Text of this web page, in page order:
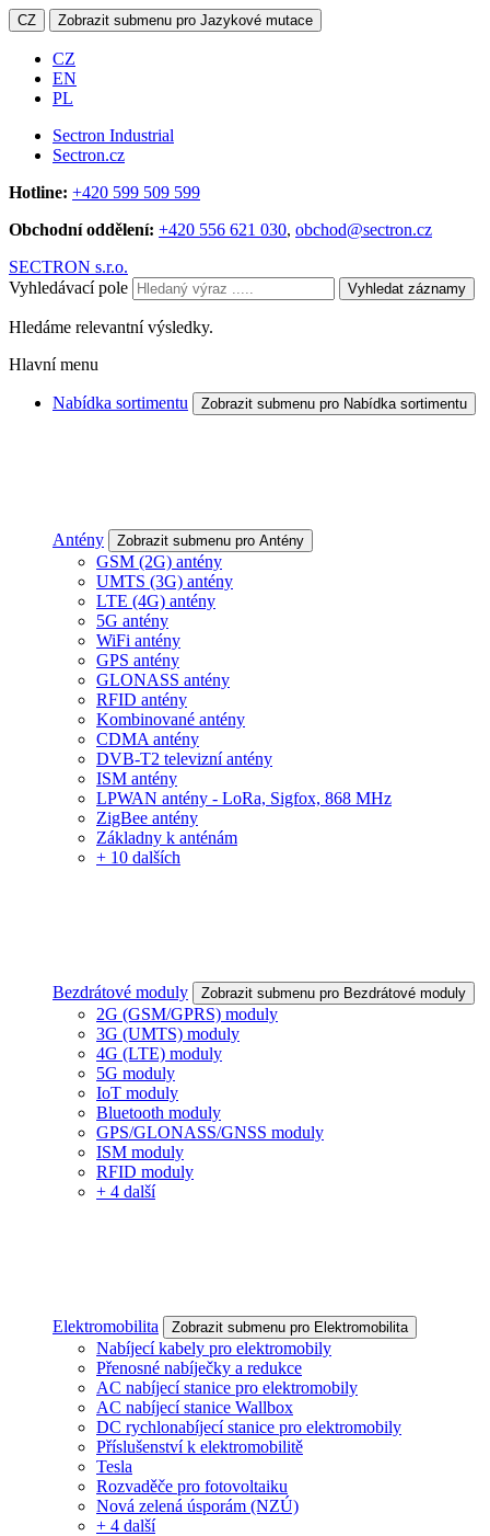
CZ Zobrazit submenu pro Jazykové mutace
CZ
EN
PL
Sectron Industrial
Sectron.cz
Hotline: +420 599 509 599
Obchodní oddělení: +420 556 621 030, obchod@sectron.cz
SECTRON s.r.o.
Vyhledávací pole
Vyhledat záznamy
Hledáme relevantní výsledky.
Hlavní menu
Nabídka sortimentu Zobrazit submenu pro Nabídka sortimentu
Antény Zobrazit submenu pro Antény
GSM (2G) antény
UMTS (3G) antény
LTE (4G) antény
5G antény
WiFi antény
GPS antény
GLONASS antény
RFID antény
Kombinované antény
CDMA antény
DVB-T2 televizní antény
ISM antény
LPWAN antény - LoRa, Sigfox, 868 MHz
ZigBee antény
Základny k anténám
+ 10 dalších
Bezdrátové moduly Zobrazit submenu pro Bezdrátové moduly
2G (GSM/GPRS) moduly
3G (UMTS) moduly
4G (LTE) moduly
5G moduly
IoT moduly
Bluetooth moduly
GPS/GLONASS/GNSS moduly
ISM moduly
RFID moduly
+ 4 další
Elektromobilita Zobrazit submenu pro Elektromobilita
Nabíjecí kabely pro elektromobily
Přenosné nabíječky a redukce
AC nabíjecí stanice pro elektromobily
AC nabíjecí stanice Wallbox
DC rychlonabíjecí stanice pro elektromobily
Příslušenství k elektromobilitě
Tesla
Rozvaděče pro fotovoltaiku
Nová zelená úsporám (NZÚ)
+ 4 další